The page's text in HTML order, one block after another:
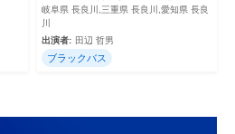
岐阜県 長良川,三重県 長良川,愛知県 長良
川
出演者: 田辺 哲男
ブラックバス